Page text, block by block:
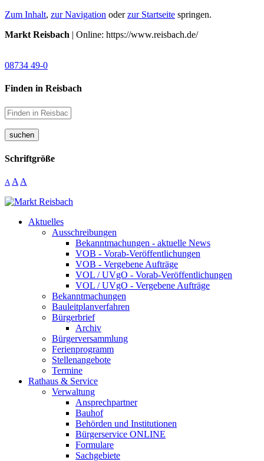
Zum Inhalt, zur Navigation oderzur Startseite springen.
Markt Reisbach | Online: https://www.reisbach.de/
08734 49-0
Finden in Reisbach
suchen
Schriftgröße
A A A
Aktuelles
Ausschreibungen
Bekanntmachungen - aktuelle News
VOB - Vorab-Veröffentlichungen
VOB - Vergebene Aufträge
VOL / UVgO - Vorab-Veröffentlichungen
VOL / UVgO - Vergebene Aufträge
Bekanntmachungen
Bauleitplanverfahren
Bürgerbrief
Archiv
Bürgerversammlung
Ferienprogramm
Stellenangebote
Termine
Rathaus & Service
Verwaltung
Ansprechpartner
Bauhof
Behörden und Institutionen
Bürgerservice ONLINE
Formulare
Sachgebiete